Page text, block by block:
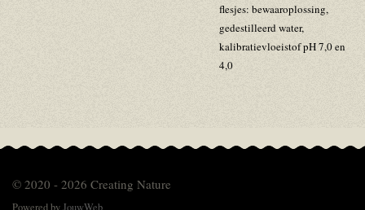
flesjes: bewaaroplossing,
gedestilleerd water,
kalibratievloeistof pH 7,0 en
4,0
© 2020 - 2026 Creating Nature
Powered byJouwWeb